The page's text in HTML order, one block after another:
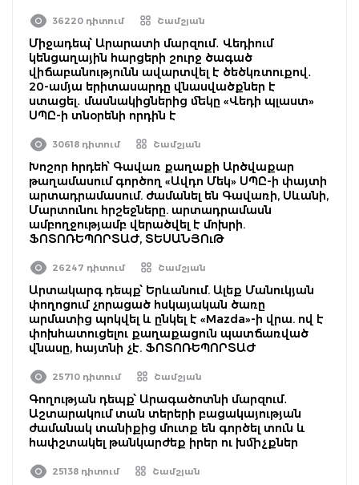
36220 դիտում Շամշյան
Միջադեպ՝ Արարատի մարզում․ Վեդիում
կենցաղային հարցերի շուրջ ծագած
վիճաբանությունն ավարտվել է ծեծկռտուքով․
20-ամյա երիտասարդը վնասվածքներ է
ստացել․ մասնակիցներից մեկը «Վեդի պլաստ»
ՍՊԸ-ի տնօրենի որդին է
30618 դիտում Շամշյան
Խոշոր հրդեհ՝ Գավառ քաղաքի Արծվաքար
թաղամասում գործող «Ավդո Մեկ» ՍՊԸ-ի փայտի
արտադրամասում. ժամանել են Գավառի, Սևանի,
Մարտունու հրշեջները. արտադրամասն
ամբողջությամբ վերածվել է մոխրի.
ՖՈՏՈՌԵՊՈՐՏԱԺ, ՏԵՍԱՆՅՈւԹ
26247 դիտում Շամշյան
Արտակարգ դեպք՝ Երևանում. Ալեք Մանուկյան
փողոցում չորացած հսկայական ծառը
արմատից պոկվել և ընկել է «Mazda»-ի վրա. ով է
փոխհատուցելու քաղաքացուն պատճառված
վնասը, հայտնի չէ. ՖՈՏՈՌԵՊՈՐՏԱԺ
25710 դիտում Շամշյան
Գողության դեպք՝ Արագածոտնի մարզում․
Աշտարակում տան տերերի բացակայության
ժամանակ տանիքից մուտք են գործել տուն և
հափշտակել թանկարժեք իրեր ու խմիչքներ
25138 դիտում Շամշյան